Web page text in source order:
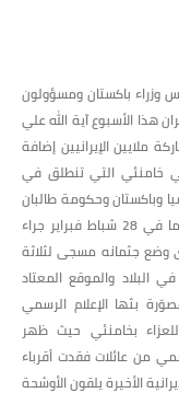
وزراء باكستان ومسؤولون
بينما تدفن إيران هذا الأسبوع آية الله علي
ملايين الإيرانيين إضافة
علي خامنئي التي تنطلق في
وباكستان وحكومة طالبان
في أفغانستان قُتل خامنئي البالغ من العمر 86 عاما في 28 شباط فبراير جراء
جثمانه مسجى لثلاثة
والموقع المعتاد
بثها الإعلام الرسمي
بخامنئي حيث ظهر
من عائلات فقدت أقرباء
2025 وفي الحرب الإيرانية الأخيرة يلقون الأوشحة